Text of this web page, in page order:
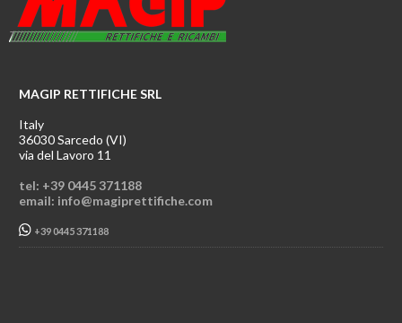
MAGIP RETTIFICHE SRL
Italy
36030 Sarcedo (VI)
via del Lavoro 11
tel: +39 0445 371188
email: info@magiprettifiche.com
+39 0445 371188